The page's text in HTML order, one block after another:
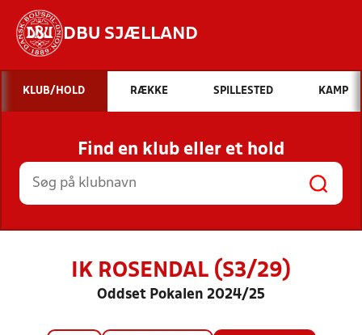
DBU SJÆLLAND
Hvad vil du søge efter?
INDHOLD OG NYHEDER
STILLINGER, RESULTATER, KLUBBER OG
HOLD
KLUB/HOLD RÆKKE SPILLESTED KAMP
Find en klub eller et hold
IK ROSENDAL (S3/29)
Oddset Pokalen 2024/25